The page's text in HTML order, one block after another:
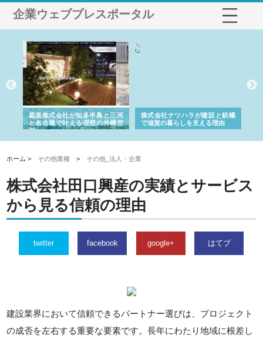
企業ウェブプレスポータル
庭楽株式会社が知多半島と三河
と名古屋で叶える理想の外構空
間
株式会社ナツハラが建設と鋲螺
で滋賀の暮らしを支える理由
ホーム > その他業種 > その他_法人・企業
株式会社田口興産の実績とサービス
から見る信頼の理由
twitter facebook google+ はてブ
建設業界において信頼できるパートナー選びは、プロジェクト
の成否を左右する重要な要素です。長年にわたり地域に根差し